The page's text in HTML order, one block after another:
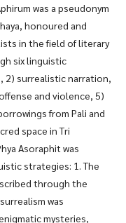
was a pseudonym
honoured and
in the field of literary
six linguistic
2) surrealistic narration,
and violence, 5)
from Pali and
space in Tri
Asoraphit was
strategies: 1. The
through the
was
mysteries,